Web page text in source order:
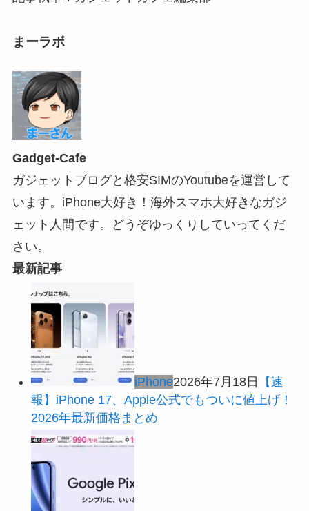
まーラボ
Gadget-Cafe
ガジェットブログと格安SIMのYoutubeを運営して
います。iPhone大好き！海外スマホ大好きなガジ
ェット人間です。どうぞゆっくりしていってくだ
さい。
最新記事
iPhone2026年7月18日
【速
報】iPhone 17、Apple公式でもついに値上げ！
2026年最新価格まとめ